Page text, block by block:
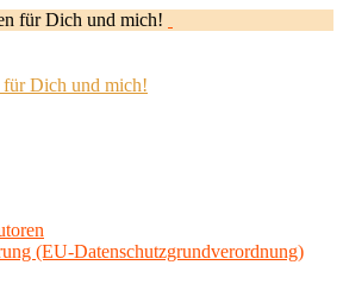
für Dich und mich!
(EU-Datenschutzgrundverordnung)